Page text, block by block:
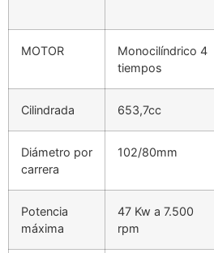
MOTOR
Monocilíndrico 4
tiempos
Cilindrada 653,7cc
Diámetro por
carrera
102/80mm
Potencia
máxima
47 Kw a 7.500
rpm